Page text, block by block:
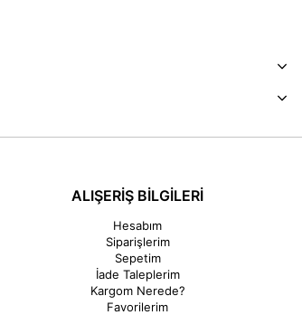
ALIŞERİŞ BİLGİLERİ
Hesabım
Siparişlerim
Sepetim
İade Taleplerim
Kargom Nerede?
Favorilerim